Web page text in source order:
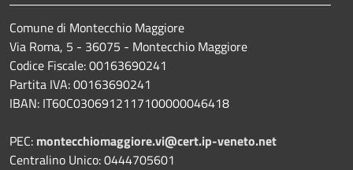
Comune di Montecchio Maggiore
Via Roma, 5 - 36075 - Montecchio Maggiore
Codice Fiscale: 00163690241
Partita IVA: 00163690241
IBAN: IT60C0306912117100000046418
PEC: montecchiomaggiore.vi@cert.ip-veneto.net
Centralino Unico: 0444705601